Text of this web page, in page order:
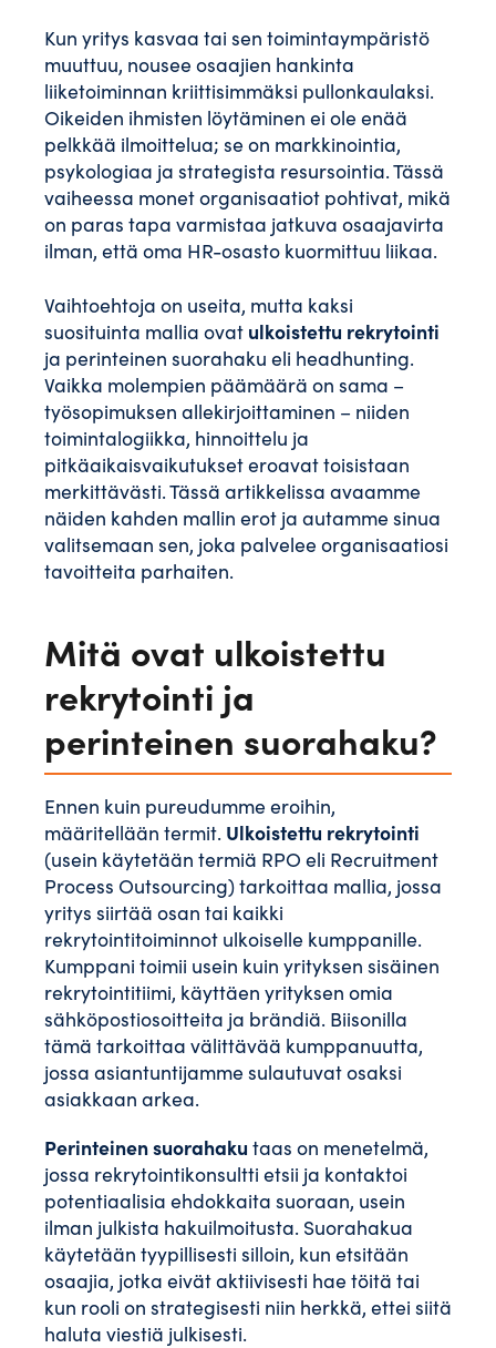
Kun yritys kasvaa tai sen toimintaympäristö
muuttuu, nousee osaajien hankinta
liiketoiminnan kriittisimmäksi pullonkaulaksi.
Oikeiden ihmisten löytäminen ei ole enää
pelkkää ilmoittelua; se on markkinointia,
psykologiaa ja strategista resursointia. Tässä
vaiheessa monet organisaatiot pohtivat, mikä
on paras tapa varmistaa jatkuva osaajavirta
ilman, että oma HR-osasto kuormittuu liikaa.
Vaihtoehtoja on useita, mutta kaksi
suosituinta mallia ovat ulkoistettu rekrytointi
ja perinteinen suorahaku eli headhunting.
Vaikka molempien päämäärä on sama –
työsopimuksen allekirjoittaminen – niiden
toimintalogiikka, hinnoittelu ja
pitkäaikaisvaikutukset eroavat toisistaan
merkittävästi. Tässä artikkelissa avaamme
näiden kahden mallin erot ja autamme sinua
valitsemaan sen, joka palvelee organisaatiosi
tavoitteita parhaiten.
Mitä ovat ulkoistettu
rekrytointi ja
perinteinen suorahaku?
Ennen kuin pureudumme eroihin,
määritellään termit. Ulkoistettu rekrytointi
(usein käytetään termiä RPO eli Recruitment
Process Outsourcing) tarkoittaa mallia, jossa
yritys siirtää osan tai kaikki
rekrytointitoiminnot ulkoiselle kumppanille.
Kumppani toimii usein kuin yrityksen sisäinen
rekrytointitiimi, käyttäen yrityksen omia
sähköpostiosoitteita ja brändiä. Biisonilla
tämä tarkoittaa välittävää kumppanuutta,
jossa asiantuntijamme sulautuvat osaksi
asiakkaan arkea.
Perinteinen suorahaku taas on menetelmä,
jossa rekrytointikonsultti etsii ja kontaktoi
potentiaalisia ehdokkaita suoraan, usein
ilman julkista hakuilmoitusta. Suorahakua
käytetään tyypillisesti silloin, kun etsitään
osaajia, jotka eivät aktiivisesti hae töitä tai
kun rooli on strategisesti niin herkkä, ettei siitä
haluta viestiä julkisesti.